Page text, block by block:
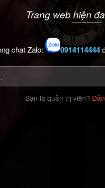
Trang web hiện
chat Zalo: 0914114444
Bạn là quản trị viên?